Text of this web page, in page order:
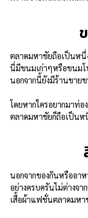
ตลาดมหาชัยถือเป็นหนึ่
นี่มีขนมเก่าๆหรือขนมโ
นอกจากนี้ยังมีร้านขาย
โดยหากใครอยากมาท่
ตลาดมหาชัยก็ถือเป็นห
นอกจากของกินหรืออา
อย่างครบครันไม่ต่างจา
เสื้อผ้าแฟชั่นตลาดมหา